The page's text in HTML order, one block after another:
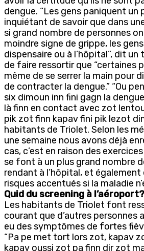
dengue. “Les gens paniquent un
inquiétant de savoir que dans
si grand nombre de personnes
moindre signe de grippe, les
dispensaire ou à l’hôpital”, dit
de faire ressortir que “certaines
même de se serrer la main pour
de contracter la dengue.” “Ou
six dimoun inn fini gagn la
là finn en contact avec zot
pik zot finn kapav fini pik lezot
habitants de Triolet. Selon les
une semaine nous avons déjà
cas, c’est en raison des
se font à un plus grand nombre
rendant à l’hôpital, et également
risques accentués si la maladie
Quid du screening à l’aéroport?
Les habitants de Triolet font
courant que d’autres personnes
eu des symptômes de fortes
“Pa pe met tort lors zot, kapav
kapav oussi zot pa finn dir zot